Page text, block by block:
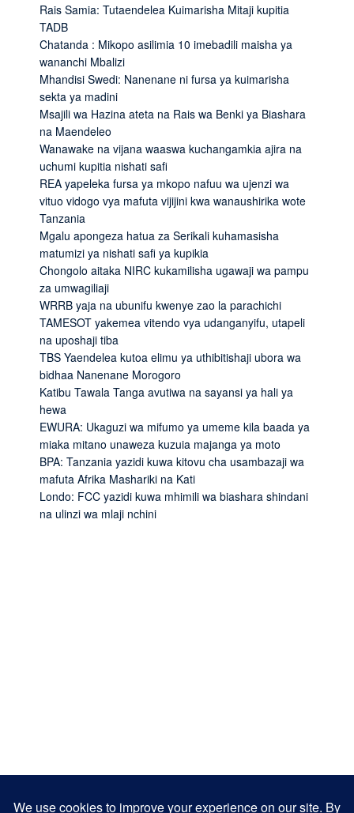
Rais Samia: Tutaendelea Kuimarisha Mitaji kupitia
TADB
Chatanda : Mikopo asilimia 10 imebadili maisha ya
wananchi Mbalizi
Mhandisi Swedi: Nanenane ni fursa ya kuimarisha
sekta ya madini
Msajili wa Hazina ateta na Rais wa Benki ya Biashara
na Maendeleo
Wanawake na vijana waaswa kuchangamkia ajira na
uchumi kupitia nishati safi
REA yapeleka fursa ya mkopo nafuu wa ujenzi wa
vituo vidogo vya mafuta vijijini kwa wanaushirika wote
Tanzania
Mgalu apongeza hatua za Serikali kuhamasisha
matumizi ya nishati safi ya kupikia
Chongolo aitaka NIRC kukamilisha ugawaji wa pampu
za umwagiliaji
WRRB yaja na ubunifu kwenye zao la parachichi
TAMESOT yakemea vitendo vya udanganyifu, utapeli
na uposhaji tiba
TBS Yaendelea kutoa elimu ya uthibitishaji ubora wa
bidhaa Nanenane Morogoro
Katibu Tawala Tanga avutiwa na sayansi ya hali ya
hewa
EWURA: Ukaguzi wa mifumo ya umeme kila baada ya
miaka mitano unaweza kuzuia majanga ya moto
BPA: Tanzania yazidi kuwa kitovu cha usambazaji wa
mafuta Afrika Mashariki na Kati
Londo: FCC yazidi kuwa mhimili wa biashara shindani
na ulinzi wa mlaji nchini